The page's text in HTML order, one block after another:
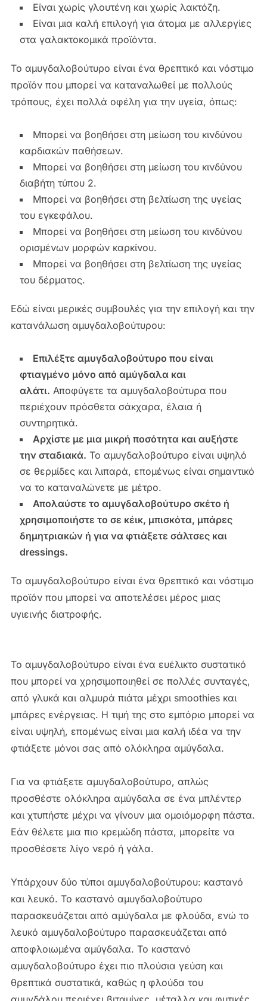
Είναι χωρίς γλουτένη και χωρίς λακτόζη.
Είναι μια καλή επιλογή για άτομα με αλλεργίες
στα γαλακτοκομικά προϊόντα.
Το αμυγδαλοβούτυρο είναι ένα θρεπτικό και νόστιμο
προϊόν που μπορεί να καταναλωθεί με πολλούς
τρόπους, έχει πολλά οφέλη για την υγεία, όπως:
Μπορεί να βοηθήσει στη μείωση του κινδύνου
καρδιακών παθήσεων.
Μπορεί να βοηθήσει στη μείωση του κινδύνου
διαβήτη τύπου 2.
Μπορεί να βοηθήσει στη βελτίωση της υγείας
του εγκεφάλου.
Μπορεί να βοηθήσει στη μείωση του κινδύνου
ορισμένων μορφών καρκίνου.
Μπορεί να βοηθήσει στη βελτίωση της υγείας
του δέρματος.
Εδώ είναι μερικές συμβουλές για την επιλογή και την
κατανάλωση αμυγδαλοβούτυρου:
Επιλέξτε αμυγδαλοβούτυρο που είναι
φτιαγμένο μόνο από αμύγδαλα και
αλάτι. Αποφύγετε τα αμυγδαλοβούτυρα που
περιέχουν πρόσθετα σάκχαρα, έλαια ή
συντηρητικά.
Αρχίστε με μια μικρή ποσότητα και αυξήστε
την σταδιακά. Το αμυγδαλοβούτυρο είναι υψηλό
σε θερμίδες και λιπαρά, επομένως είναι σημαντικό
να το καταναλώνετε με μέτρο.
Απολαύστε το αμυγδαλοβούτυρο σκέτο ή
χρησιμοποιήστε το σε κέικ, μπισκότα, μπάρες
δημητριακών ή για να φτιάξετε σάλτσες και
dressings.
Το αμυγδαλοβούτυρο είναι ένα θρεπτικό και νόστιμο
προϊόν που μπορεί να αποτελέσει μέρος μιας
υγιεινής διατροφής.
Το αμυγδαλοβούτυρο είναι ένα ευέλικτο συστατικό
που μπορεί να χρησιμοποιηθεί σε πολλές συνταγές,
από γλυκά και αλμυρά πιάτα μέχρι smoothies και
μπάρες ενέργειας. Η τιμή της στο εμπόριο μπορεί να
είναι υψηλή, επομένως είναι μια καλή ιδέα να την
φτιάξετε μόνοι σας από ολόκληρα αμύγδαλα.
Για να φτιάξετε αμυγδαλοβούτυρο, απλώς
προσθέστε ολόκληρα αμύγδαλα σε ένα μπλέντερ
και χτυπήστε μέχρι να γίνουν μια ομοιόμορφη πάστα.
Εάν θέλετε μια πιο κρεμώδη πάστα, μπορείτε να
προσθέσετε λίγο νερό ή γάλα.
Υπάρχουν δύο τύποι αμυγδαλοβούτυρου: καστανό
και λευκό. Το καστανό αμυγδαλοβούτυρο
παρασκευάζεται από αμύγδαλα με φλούδα, ενώ το
λευκό αμυγδαλοβούτυρο παρασκευάζεται από
αποφλοιωμένα αμύγδαλα. Το καστανό
αμυγδαλοβούτυρο έχει πιο πλούσια γεύση και
θρεπτικά συστατικά, καθώς η φλούδα του